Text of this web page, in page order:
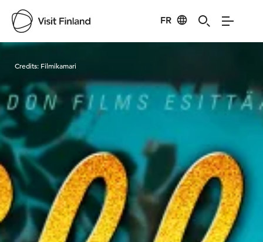
FR
Visit Finland
Credits: Filmikamari